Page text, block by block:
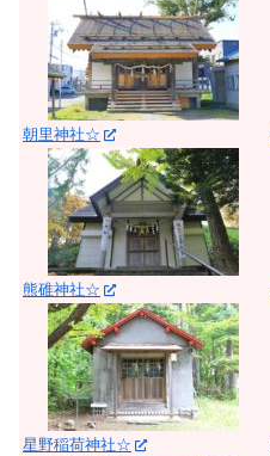
朝里神社☆
熊碓神社☆
星野稲荷神社☆